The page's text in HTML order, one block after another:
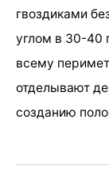
гвоздиками
углом в 30-40
всему
отделывают
созданию